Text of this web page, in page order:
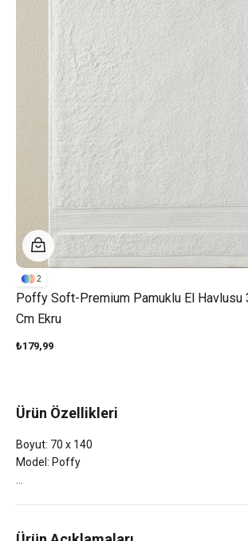
Poffy Soft-Premium Pamuklu El Havlusu
Cm Ekru
₺179,99
2
Ürün Özellikleri
Boyut: 70 x 140
Model: Poffy